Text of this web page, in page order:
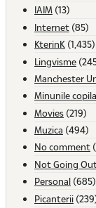
IAIM (13)
Internet (85)
KterinK (1,435)
Lingvisme
Manchester
Minunile
Movies (219)
Muzica (494)
No comment
Not Going
Personal (685)
Picanterii